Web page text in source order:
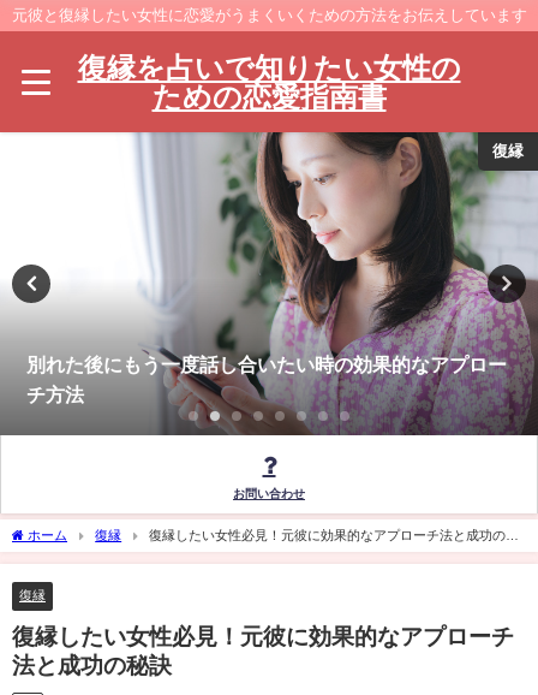
元彼と復縁したい女性に恋愛がうまくいくための方法をお伝えしています
復縁を占いで知りたい女性の
ための恋愛指南書
復縁
別れた後にもう一度話し合いたい時の効果的なアプロー
チ方法
お問い合わせ
ホーム 復縁
復縁したい女性必見！元彼に効果的なアプローチ法と成功の秘
訣
復縁
復縁したい女性必見！元彼に効果的なアプローチ
法と成功の秘訣